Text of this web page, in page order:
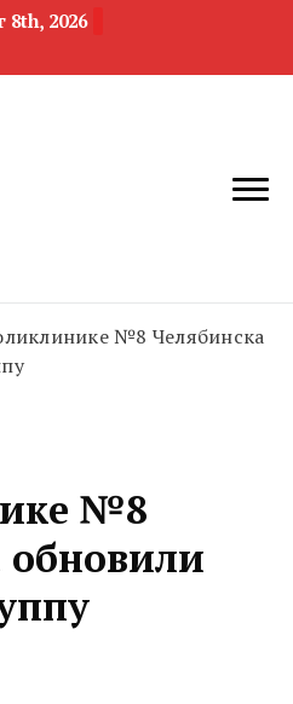
8th, 2026
область
недвижимости
№8 Челябинска
№8
обновили